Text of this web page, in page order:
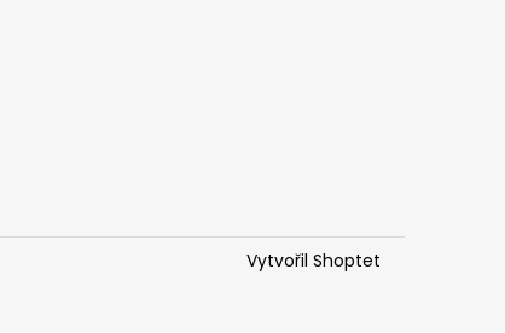
Vytvořil Shoptet